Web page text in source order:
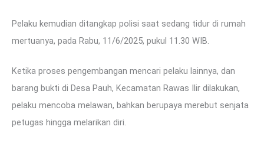
Pelaku kemudian ditangkap polisi saat sedang tidur di rumah
mertuanya, pada Rabu, 11/6/2025, pukul 11.30 WIB.
Ketika proses pengembangan mencari pelaku lainnya, dan
barang bukti di Desa Pauh, Kecamatan Rawas Ilir dilakukan,
pelaku mencoba melawan, bahkan berupaya merebut senjata
petugas hingga melarikan diri.